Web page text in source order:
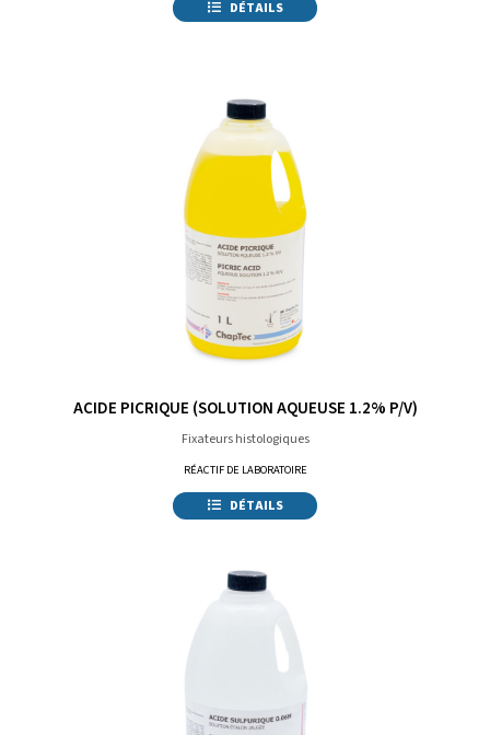
DÉTAILS
ACIDE PICRIQUE (SOLUTION AQUEUSE 1.2% P/V)
Fixateurs histologiques
RÉACTIF DE LABORATOIRE
DÉTAILS